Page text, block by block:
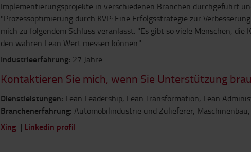
Implementierungsprojekte in verschiedenen Branchen durchgeführt
"Prozessoptimierung durch KVP: Eine Erfolgsstrategie zur
mich zu folgendem Schluss veranlasst: "Es gibt so viele Menschen,
den wahren Lean Wert messen können."
Industrieerfahrung: 27 Jahre
Kontaktieren Sie mich, wenn Sie Unterstützung
Dienstleistungen: Lean Leadership, Lean Transformation, Lean
Branchenerfahrung: Automobilindustrie und Zulieferer,
Xing| Linkedin profil